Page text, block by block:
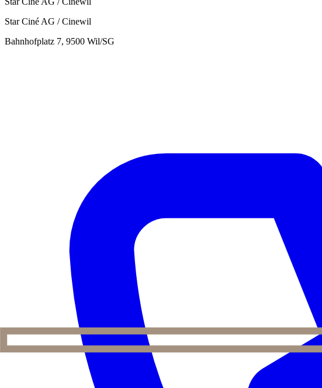
Star Ciné AG / Cinewil
Bahnhofplatz 7, 9500 Wil/SG